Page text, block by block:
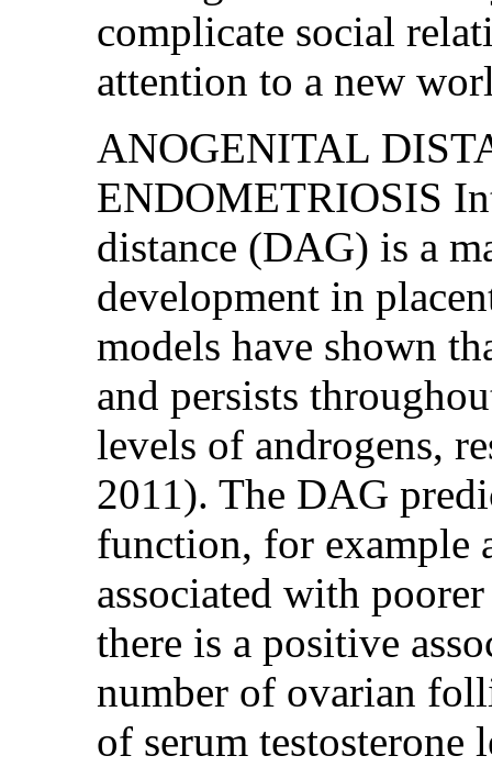
complicate social
attention to a new
ANOGENITAL
ENDOMETRIOSIS
distance (DAG) is a
development in
models have shown
and persists
levels of androgens,
2011). The DAG
function, for example
associated with
there is a positive
number of ovarian
of serum